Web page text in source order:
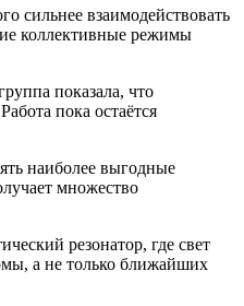
сильнее взаимодействовать
коллективные режимы
показала, что
пока остаётся
наиболее выгодные
множество
резонатор, где свет
а не только ближайших